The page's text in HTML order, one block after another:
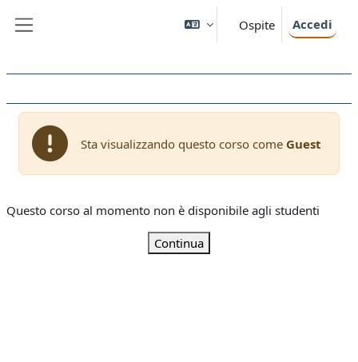
Ospite Accedi
Sta visualizzando questo corso come Guest
Questo corso al momento non è disponibile agli studenti
Continua